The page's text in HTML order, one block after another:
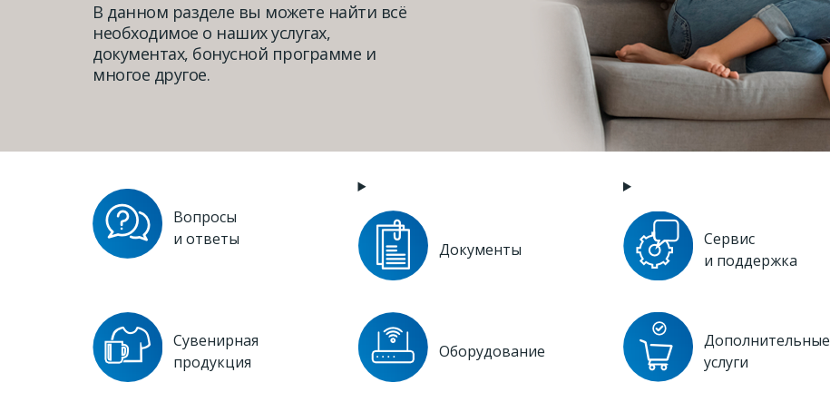
В данном разделе вы можете найти всё
необходимое о наших услугах,
документах, бонусной программе и
многое другое.
Вопросы
и ответы
Документы
Сервис
и поддержка
Сувенирная
продукция
Оборудование
Дополнительные
услуги